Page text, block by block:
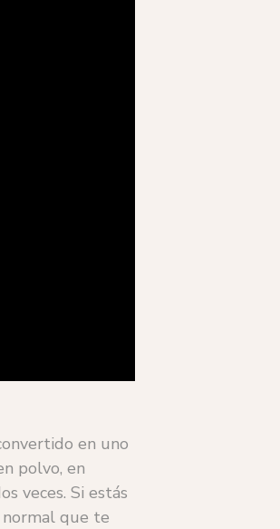
en uno
polvo, en
veces. Si estás
normal que te